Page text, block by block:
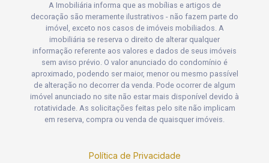
A Imobiliária informa que as mobílias e artigos de
decoração são meramente ilustrativos - não fazem parte do
imóvel, exceto nos casos de imóveis mobiliados. A
imobiliária se reserva o direito de alterar qualquer
informação referente aos valores e dados de seus imóveis
sem aviso prévio. O valor anunciado do condomínio é
aproximado, podendo ser maior, menor ou mesmo passível
de alteração no decorrer da venda. Pode ocorrer de algum
imóvel anunciado no site não estar mais disponível devido à
rotatividade. As solicitações feitas pelo site não implicam
em reserva, compra ou venda de quaisquer imóveis.
Política de Privacidade